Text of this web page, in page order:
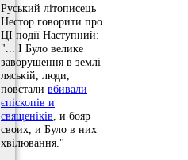
Руський літописець
Нестор говорити про
ЦІ події Наступний:
"... І Було велике
заворушення в землі
ляській, люди,
повстали вбивали
єпіскопів и
священіків , и бояр
своих, и Було в них
хвілювання."